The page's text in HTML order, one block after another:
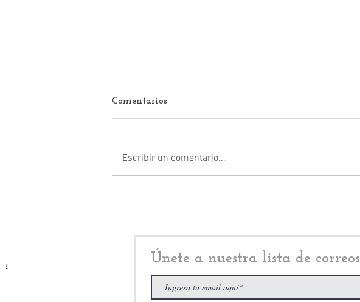
Camarillo
Comentarios
Escribir un comentario...
Únete a nuestra lista de correos
i